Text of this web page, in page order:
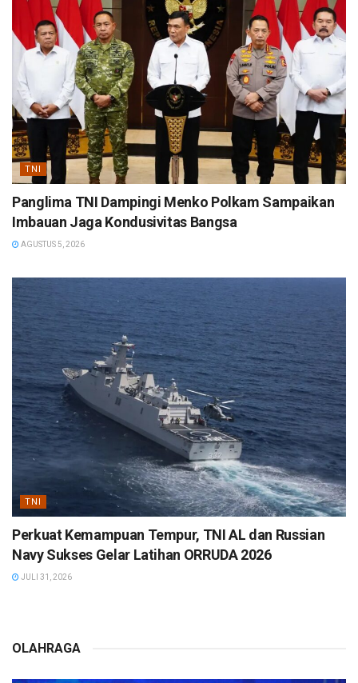
TNI
Panglima TNI Dampingi Menko Polkam Sampaikan
Imbauan Jaga Kondusivitas Bangsa
AGUSTUS 5, 2026
TNI
Perkuat Kemampuan Tempur, TNI AL dan Russian
Navy Sukses Gelar Latihan ORRUDA 2026
JULI 31, 2026
OLAHRAGA